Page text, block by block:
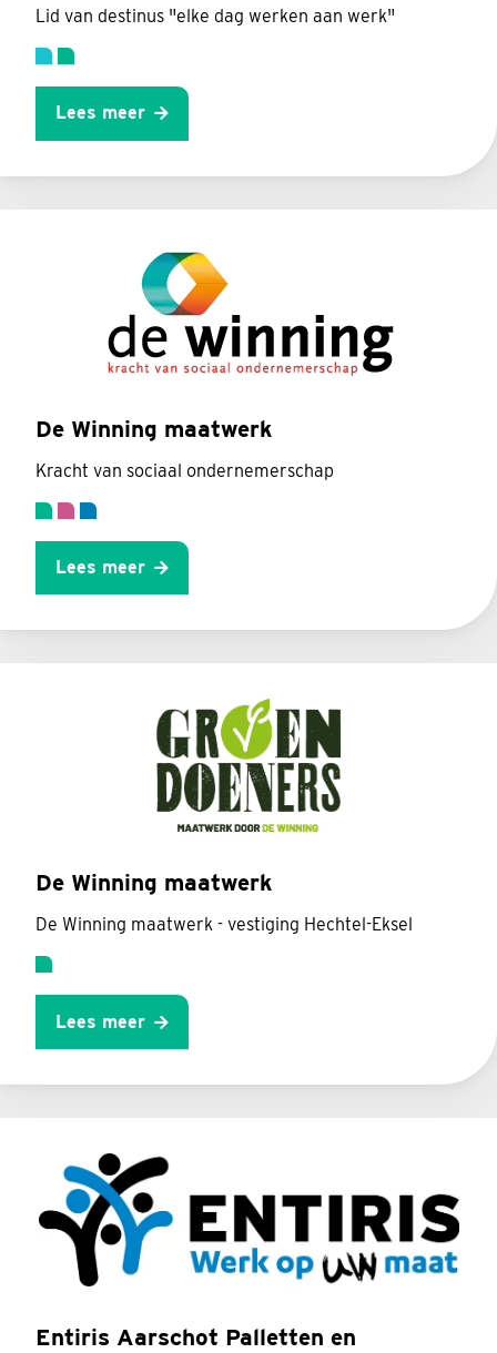
Lid van destinus "elke dag werken aan werk"
Lees meer
De Winning maatwerk
Kracht van sociaal ondernemerschap
Lees meer
De Winning maatwerk
De Winning maatwerk - vestiging Hechtel-Eksel
Lees meer
Entiris Aarschot Palletten en